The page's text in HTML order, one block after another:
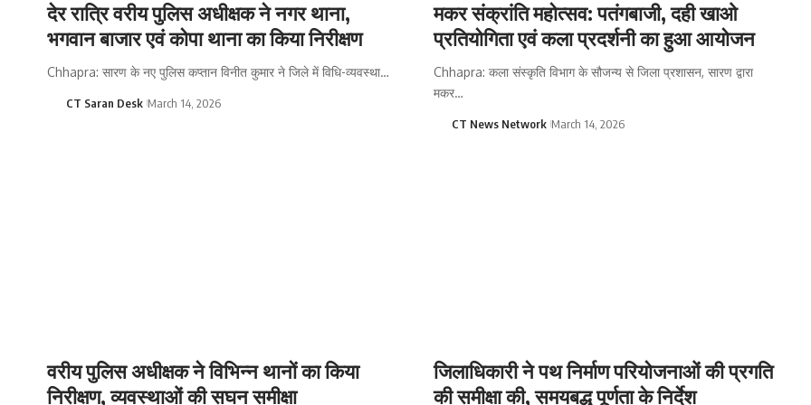
देर रात्रि वरीय पुलिस अधीक्षक ने नगर थाना,
भगवान बाजार एवं कोपा थाना का किया निरीक्षण
Chhapra: सारण के नए पुलिस कप्तान विनीत कुमार ने जिले में विधि-व्यवस्था…
CT Saran Desk March 14, 2026
मकर संक्रांति महोत्सव: पतंगबाजी, दही खाओ
प्रतियोगिता एवं कला प्रदर्शनी का हुआ आयोजन
Chhapra: कला संस्कृति विभाग के सौजन्य से जिला प्रशासन, सारण द्वारा
मकर…
CT News Network March 14, 2026
वरीय पुलिस अधीक्षक ने विभिन्न थानों का किया
निरीक्षण, व्यवस्थाओं की सघन समीक्षा
जिलाधिकारी ने पथ निर्माण परियोजनाओं की प्रगति
की समीक्षा की, समयबद्ध पूर्णता के निर्देश